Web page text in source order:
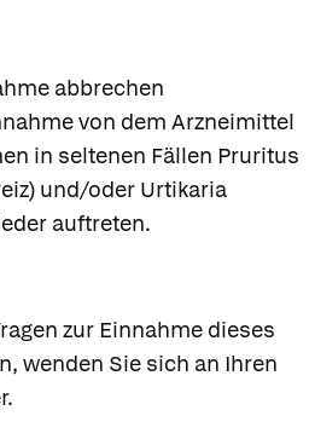
abbrechen
von dem Arzneimittel
in seltenen Fällen Pruritus
und/oder Urtikaria
auftreten.
zur Einnahme dieses
wenden Sie sich an Ihren